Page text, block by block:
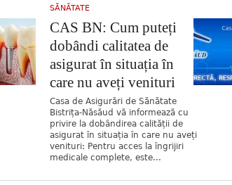
SĂNĂTATE
CAS BN: Cum puteți
dobândi calitatea de
asigurat în situația în
care nu aveți venituri
Casa de Asigurări de Sănătate
Bistrița-Năsăud vă informează cu
privire la dobândirea calității de
asigurat în situația în care nu aveți
venituri: Pentru acces la îngrijiri
medicale complete, este...